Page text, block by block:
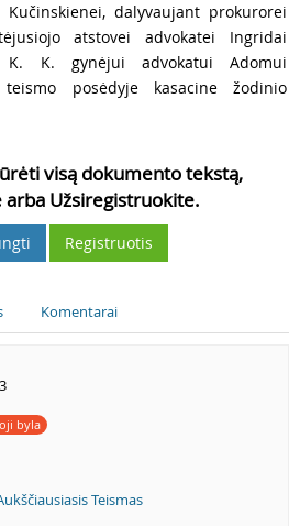
dalyvaujant prokurorei
atstovei advokatei Ingridai
K. K. gynėjui advokatui Adomui
posėdyje kasacine žodinio
visą dokumento tekstą,
arba Užsiregistruokite.
Registruotis
Komentarai
byla
Teismas